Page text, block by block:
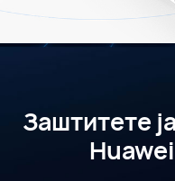
Заштитете